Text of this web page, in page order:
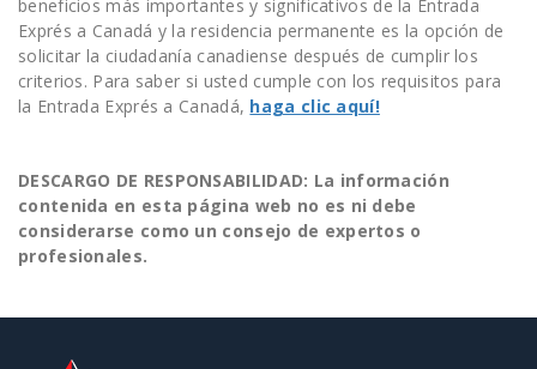
beneficios más importantes y significativos de la Entrada
Exprés a Canadá y la residencia permanente es la opción de
solicitar la ciudadanía canadiense después de cumplir los
criterios. Para saber si usted cumple con los requisitos para
la Entrada Exprés a Canadá, haga clic aquí!
DESCARGO DE RESPONSABILIDAD: La información
contenida en esta página web no es ni debe
considerarse como un consejo de expertos o
profesionales.